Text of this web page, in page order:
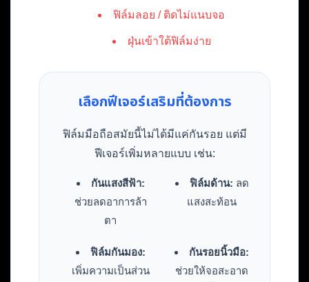
ฟิล์มลอย / ติดไม่แนบจอ
ฝุ่นเข้าใต้ฟิล์มง่าย
เลือกฟีเจอร์เสริมที่ต้องการ
ฟิล์มมือถือสมัยนี้ไม่ได้มีแค่กันรอย แต่มี
ฟีเจอร์เพิ่มหลายแบบ เช่น:
กันแสงสีฟ้า:
ช่วยลดอาการล้า
ตา
ฟิล์มด้าน: ลด
แสงสะท้อน
ฟิล์มกันมอง:
เพิ่มความเป็นส่วน
กันรอยนิ้วมือ:
ช่วยให้จอสะอาด